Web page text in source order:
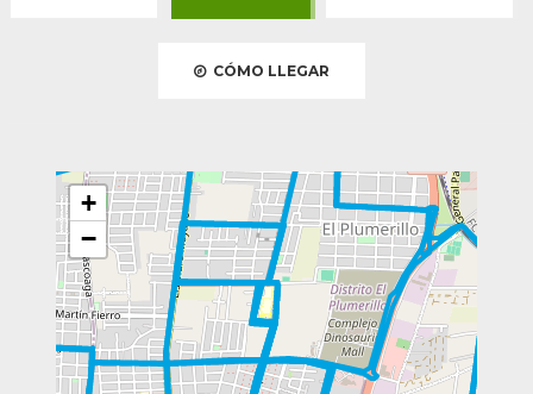
CÓMO LLEGAR
+
−